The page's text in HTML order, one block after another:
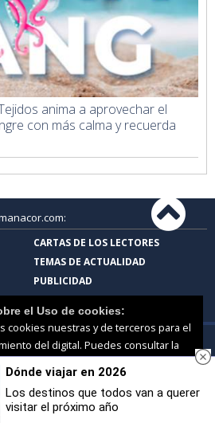
anima a aprovechar el
con más calma y recuerda
CARTAS DE LOS LECTORES
TEMAS DE ACTUALIDAD
PUBLICIDAD
de uso
reservados
el Uso de cookies:
cookies nuestras y de terceros para el
del digital. Puedes consultar la
y como desconectarlas.
de Privacidad y Cookies
Cookies
Personalizar
Dónde viajar en 2026
Los destinos que todos van a querer
visitar el próximo año